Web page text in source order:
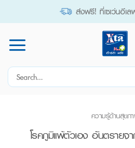
ส่งฟรี! ที่เซเว่นอีเล
Search
ความรู้ด้านสุขภ
โรคภูมิแพ้ตัวเอง อันตราย